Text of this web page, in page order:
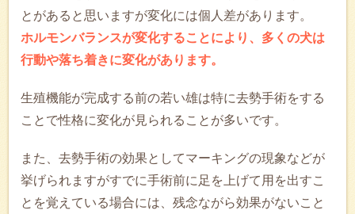
とがあると思いますが変化には個人差があります。
ホルモンバランスが変化することにより、多くの犬は
行動や落ち着きに変化があります。
生殖機能が完成する前の若い雄は特に去勢手術をする
ことで性格に変化が見られることが多いです。
また、去勢手術の効果としてマーキングの現象などが
挙げられますがすでに手術前に足を上げて用を出すこ
とを覚えている場合には、残念ながら効果がないこと